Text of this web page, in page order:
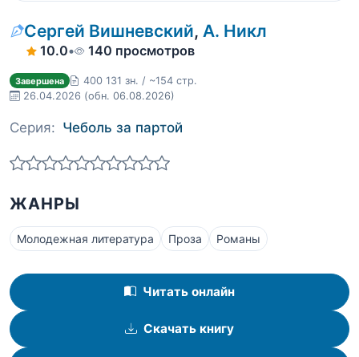
Сергей Вишневский, А. Никл
10.0• 140 просмотров
Завершена
400 131 зн. / ~154 стр.
26.04.2026 (обн. 06.08.2026)
Серия: Чеболь за партой
ЖАНРЫ
Молодежная литература Проза Романы
Читать онлайн
Скачать книгу